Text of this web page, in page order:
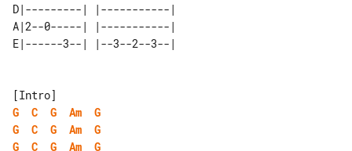
D|---------| |-----------|
A|2--0-----| |-----------|
G
C G Am
G
G
C G Am
G
G
C G Am
G